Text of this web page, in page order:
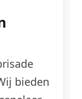
bieden